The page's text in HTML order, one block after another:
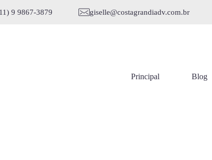
9 9867-3879 giselle@costagrandiadv.com.br
Principal Blog